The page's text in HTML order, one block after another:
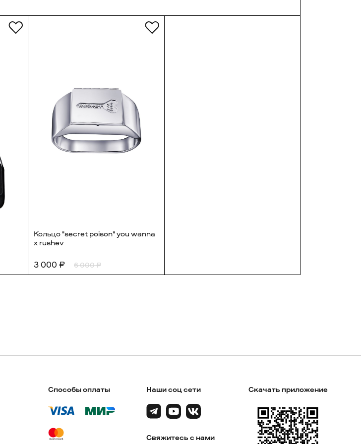
Доставка по миру почтой до двери
или курьером
Кольцо "secret poison" you wanna
x rushev
3 000 ₽ 6 000 ₽
Способы оплаты Наши соц сети
Свяжитесь с нами
Скачать приложение